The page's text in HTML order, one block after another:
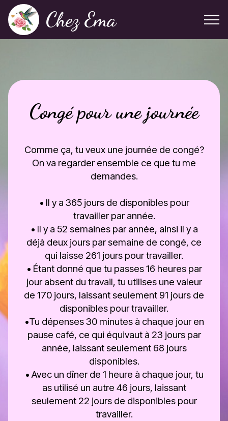
Chez Ema
Congé pour une journée
Comme ça, tu veux une journée de congé?
On va regarder ensemble ce que tu me
demandes.
• Il y a 365 jours de disponibles pour
travailler par année.
• Il y a 52 semaines par année, ainsi il y a
déjà deux jours par semaine de congé, ce
qui laisse 261 jours pour travailler.
• Étant donné que tu passes 16 heures par
jour absent du travail, tu utilises une valeur
de 170 jours, laissant seulement 91 jours de
disponibles pour travailler.
•Tu dépenses 30 minutes à chaque jour en
pause café, ce qui équivaut à 23 jours par
année, laissant seulement 68 jours
disponibles.
• Avec un dîner de 1 heure à chaque jour, tu
as utilisé un autre 46 jours, laissant
seulement 22 jours de disponibles pour
travailler.